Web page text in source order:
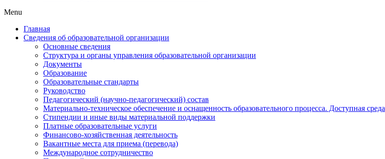
Menu
Главная
Сведения об образовательной организации
Основные сведения
Структура и органы управления образовательной организации
Документы
Образование
Образовательные стандарты
Руководство
Педагогический (научно-педагогический) состав
Материально-техническое обеспечение и оснащенность образовательного процесса. Доступная среда
Стипендии и иные виды материальной поддержки
Платные образовательные услуги
Финансово-хозяйственная деятельность
Вакантные места для приема (перевода)
Международное сотрудничество